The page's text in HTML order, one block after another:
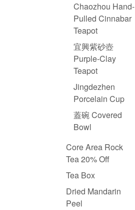
Chaozhou Hand-
Pulled Cinnabar
Teapot
宜興紫砂壺
Purple-Clay
Teapot
Jingdezhen
Porcelain Cup
蓋碗 Covered
Bowl
Core Area Rock
Tea 20% Off
Tea Box
Dried Mandarin
Peel